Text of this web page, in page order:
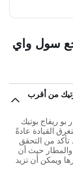
سول واي
من أقرب
مار بو ريفاج بوتيك
القيادة عادةً
تأكد من التحقق
حيث أن
ويمكن أن تزيد